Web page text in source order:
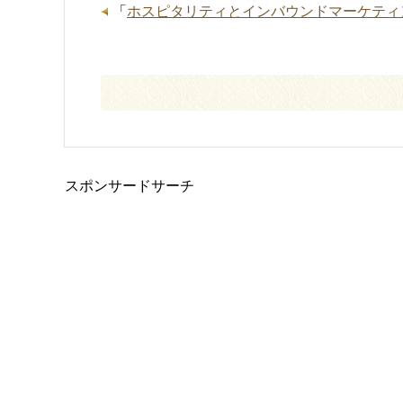
「 ホスピタリティとインバウンドマーケテ
スポンサードサーチ